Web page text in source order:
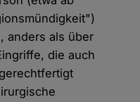
anders als über
die auch